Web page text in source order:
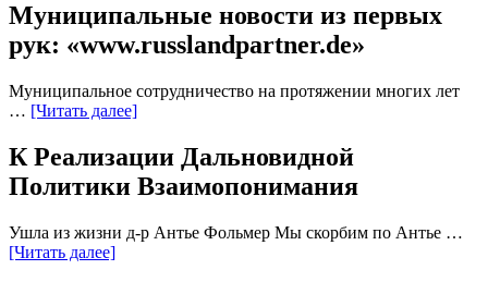
Муниципальные новости из первых
рук: «www.russlandpartner.de»
Муниципальное сотрудничество на протяжении многих лет
… [Читать далее]
К Реализации Дальновидной
Политики Взаимопонимания
Ушла из жизни д-р Антье Фольмер Мы скорбим по Антье …
[Читать далее]